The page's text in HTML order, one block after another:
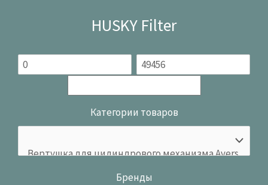
HUSKY Filter
Категории товаров
Бренды